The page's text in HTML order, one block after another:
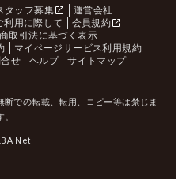
タッフ募集
運営会社
利用に際して
会員規約
取引法に基づく表示
マイページサービス利用規約
せ ヘルプ サイトマップ
での転載、転用、コピー等は禁じま
。
Net